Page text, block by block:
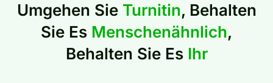
Umgehen Sie Turnitin, Behalten
Sie Es Menschenähnlich,
Behalten Sie Es Ihr